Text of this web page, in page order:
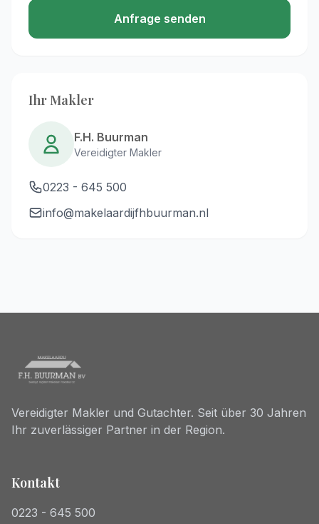
Anfrage senden
Ihr Makler
F.H. Buurman
Vereidigter Makler
0223 - 645 500
info@makelaardijfhbuurman.nl
Vereidigter Makler und Gutachter. Seit über 30 Jahren
Ihr zuverlässiger Partner in der Region.
Kontakt
0223 - 645 500